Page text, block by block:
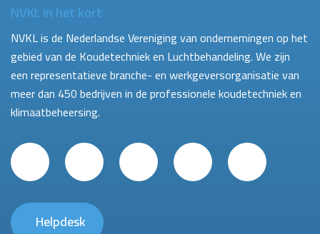
NVKL in het kort
NVKL is de Nederlandse Vereniging van ondernemingen op het
gebied van de Koudetechniek en Luchtbehandeling. We zijn
een representatieve branche- en werkgeversorganisatie van
meer dan 450 bedrijven in de professionele koudetechniek en
klimaatbeheersing.
Helpdesk